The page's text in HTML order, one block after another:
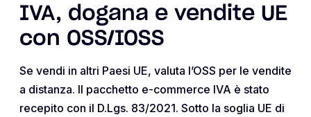
IVA, dogana e vendite UE
con OSS/IOSS
Se vendi in altri Paesi UE, valuta l’OSS per le vendite
a distanza. Il pacchetto e-commerce IVA è stato
recepito con il D.Lgs. 83/2021. Sotto la soglia UE di